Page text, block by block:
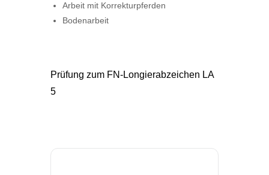
Arbeit mit Korrekturpferden
Bodenarbeit
Prüfung zum FN-Longierabzeichen LA
5